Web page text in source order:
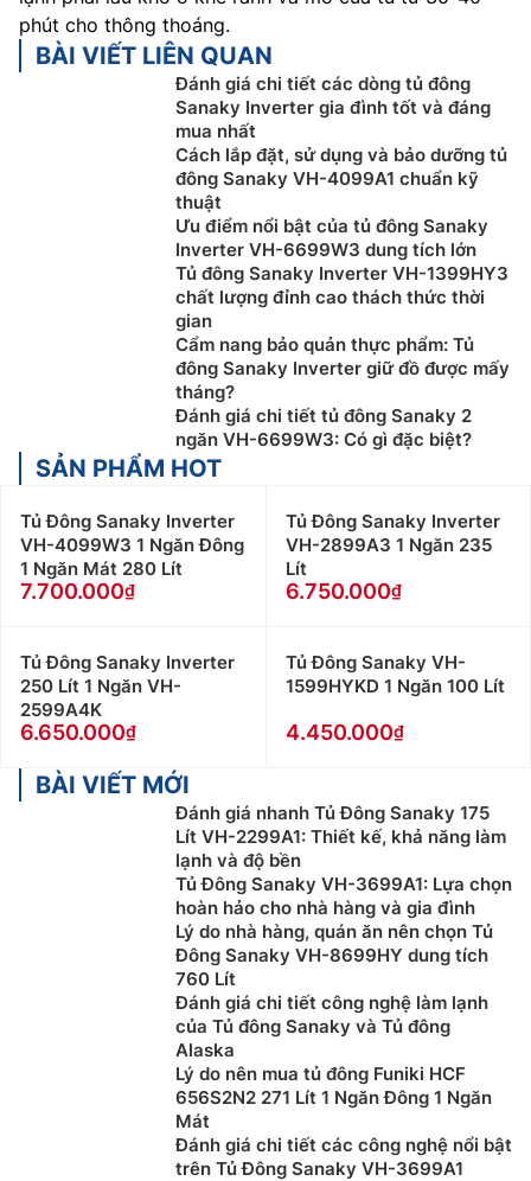
phút cho thông thoáng.
BÀI VIẾT LIÊN QUAN
Đánh giá chi tiết các dòng tủ đông
Sanaky Inverter gia đình tốt và đáng
mua nhất
Cách lắp đặt, sử dụng và bảo dưỡng tủ
đông Sanaky VH-4099A1 chuẩn kỹ
thuật
Ưu điểm nổi bật của tủ đông Sanaky
Inverter VH-6699W3 dung tích lớn
Tủ đông Sanaky Inverter VH-1399HY3
chất lượng đỉnh cao thách thức thời
gian
Cẩm nang bảo quản thực phẩm: Tủ
đông Sanaky Inverter giữ đồ được mấy
tháng?
Đánh giá chi tiết tủ đông Sanaky 2
ngăn VH-6699W3: Có gì đặc biệt?
SẢN PHẨM HOT
Tủ Đông Sanaky Inverter
VH-4099W3 1 Ngăn Đông
1 Ngăn Mát 280 Lít
7.700.000
Tủ Đông Sanaky Inverter
VH-2899A3 1 Ngăn 235
Lít
6.750.000
Tủ Đông Sanaky Inverter
250 Lít 1 Ngăn VH-
2599A4K
6.650.000
Tủ Đông Sanaky VH-
1599HYKD 1 Ngăn 100 Lít
4.450.000
BÀI VIẾT MỚI
Đánh giá nhanh Tủ Đông Sanaky 175
Lít VH-2299A1: Thiết kế, khả năng làm
lạnh và độ bền
Tủ Đông Sanaky VH-3699A1: Lựa chọn
hoàn hảo cho nhà hàng và gia đình
Lý do nhà hàng, quán ăn nên chọn Tủ
Đông Sanaky VH-8699HY dung tích
760 Lít
Đánh giá chi tiết công nghệ làm lạnh
của Tủ đông Sanaky và Tủ đông
Alaska
Lý do nên mua tủ đông Funiki HCF
656S2N2 271 Lít 1 Ngăn Đông 1 Ngăn
Mát
Đánh giá chi tiết các công nghệ nổi bật
trên Tủ Đông Sanaky VH-3699A1